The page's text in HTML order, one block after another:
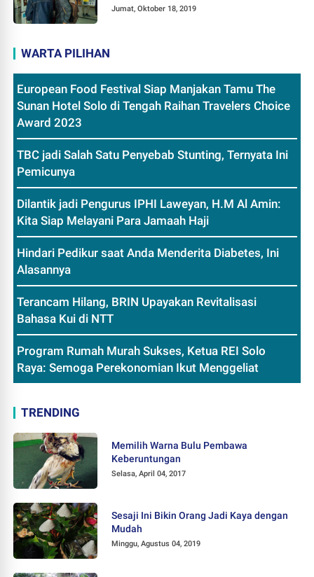
Jumat, Oktober 18, 2019
WARTA PILIHAN
European Food Festival Siap Manjakan Tamu The
Sunan Hotel Solo di Tengah Raihan Travelers Choice
Award 2023
TBC jadi Salah Satu Penyebab Stunting, Ternyata Ini
Pemicunya
Dilantik jadi Pengurus IPHI Laweyan, H.M Al Amin:
Kita Siap Melayani Para Jamaah Haji
Hindari Pedikur saat Anda Menderita Diabetes, Ini
Alasannya
Terancam Hilang, BRIN Upayakan Revitalisasi
Bahasa Kui di NTT
Program Rumah Murah Sukses, Ketua REI Solo
Raya: Semoga Perekonomian Ikut Menggeliat
TRENDING
Memilih Warna Bulu Pembawa
Keberuntungan
Selasa, April 04, 2017
Sesaji Ini Bikin Orang Jadi Kaya dengan
Mudah
Minggu, Agustus 04, 2019